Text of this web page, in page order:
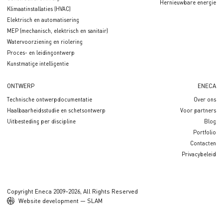
Klimaatinstallaties (HVAC)
Elektrisch en automatisering
MEP (mechanisch, elektrisch en sanitair)
Watervoorziening en riolering
Proces- en leidingontwerp
Kunstmatige intelligentie
Hernieuwbare energie
ONTWERP
Technische ontwerpdocumentatie
Haalbaarheidsstudie en schetsontwerp
Uitbesteding per discipline
ENECA
Over ons
Voor partners
Blog
Portfolio
Contacten
Privacybeleid
Copyright Eneca 2009–2026, All Rights Reserved
Website development — SLAM